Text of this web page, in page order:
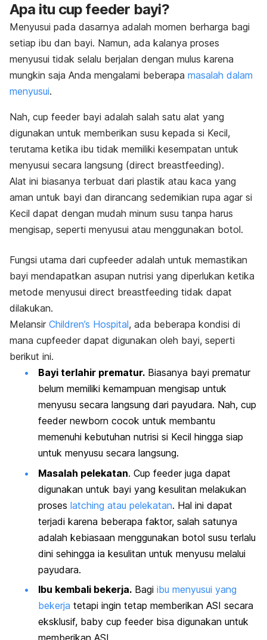
Apa itu cup feeder bayi?
Menyusui pada dasarnya adalah momen berharga bagi
setiap ibu dan bayi. Namun, ada kalanya proses
menyusui tidak selalu berjalan dengan mulus karena
mungkin saja Anda mengalami beberapa masalah dalam
menyusui.
Nah, cup feeder bayi adalah salah satu alat yang
digunakan untuk memberikan susu kepada si Kecil,
terutama ketika ibu tidak memiliki kesempatan untuk
menyusui secara langsung (direct breastfeeding).
Alat ini biasanya terbuat dari plastik atau kaca yang
aman untuk bayi dan dirancang sedemikian rupa agar si
Kecil dapat dengan mudah minum susu tanpa harus
mengisap, seperti menyusui atau menggunakan botol.
Fungsi utama dari cupfeeder adalah untuk memastikan
bayi mendapatkan asupan nutrisi yang diperlukan ketika
metode menyusui direct breastfeeding tidak dapat
dilakukan.
Melansir Children’s Hospital, ada beberapa kondisi di
mana cupfeeder dapat digunakan oleh bayi, seperti
berikut ini.
Bayi terlahir prematur. Biasanya bayi prematur
belum memiliki kemampuan mengisap untuk
menyusu secara langsung dari payudara. Nah, cup
feeder newborn cocok untuk membantu
memenuhi kebutuhan nutrisi si Kecil hingga siap
untuk menyusu secara langsung.
Masalah pelekatan. Cup feederjuga dapat
digunakan untuk bayi yang kesulitan melakukan
proses latching atau pelekatan. Hal ini dapat
terjadi karena beberapa faktor, salah satunya
adalah kebiasaan menggunakan botol susu terlalu
dini sehingga ia kesulitan untuk menyusu melalui
payudara.
Ibu kembali bekerja. Bagi ibu menyusui yang
bekerja tetapi ingin tetap memberikan ASI secara
eksklusif, baby cup feederbisa digunakan untuk